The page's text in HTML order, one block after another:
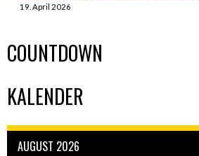
19. April 2026
COUNTDOWN
KALENDER
AUGUST 2026